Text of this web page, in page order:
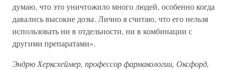
думаю, что это уничтожило много людей, особенно когда
давались высокие дозы. Лично я считаю, что его нельзя
использовать ни в отдельности, ни в комбинации с
другими препаратами».
Эндрю Херксхеймер, профессор фармакологии, Оксфорд,